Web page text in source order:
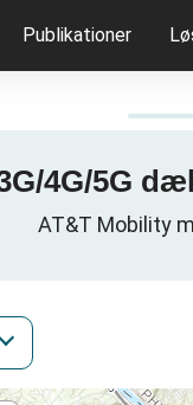
Publikationer
4G/5G
AT&T Mobility